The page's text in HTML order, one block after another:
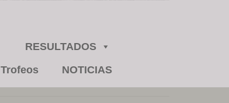
RESULTADOS
NOTICIAS